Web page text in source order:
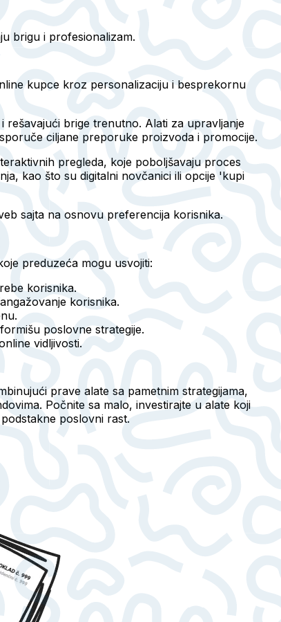
brigu i profesionalizam.
kupce kroz personalizaciju i besprekornu
brige trenutno. Alati za upravljanje
ciljane preporuke proizvoda i promocije.
pregleda, koje poboljšavaju proces
kao što su digitalni novčanici ili opcije 'kupi
sajta na osnovu preferencija korisnika.
preduzeća mogu usvojiti:
korisnika.
korisnika.
poslovne strategije.
vidljivosti.
prave alate sa pametnim strategijama,
Počnite sa malo, investirajte u alate koji
poslovni rast.